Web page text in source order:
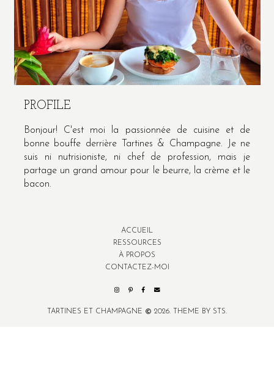
PROFILE
Bonjour! C'est moi la passionnée de cuisine et de
bonne bouffe derrière Tartines & Champagne. Je ne
suis ni nutrisioniste, ni chef de profession, mais je
partage un grand amour pour le beurre, la crème et le
bacon.
ACCUEIL
RESSOURCES
À PROPOS
CONTACTEZ-MOI
TARTINES ET CHAMPAGNE 2026. THEME BY STS.